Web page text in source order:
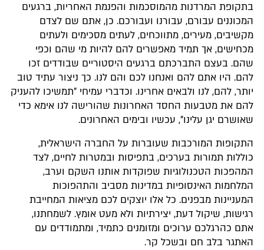
בתקופת המרדנות מהמוסכמות והפנמת האחריות, ברגעים
המכוננים עבורם, עבורנו ועבורכם. כן, אתם שם לצדם
מקשיבים, מעירים, מתווכחים, לעתים מסכימים ולעתים
מכחישים, אך תמיד מאפשרים להם להיות מי שהם וכפי
שהם. בעצם התברכתם ברגעים היסטוריים שבודדים זכו
להם. היו אתם להם ואנחנו לכם והם לנו. כך ניצור עתיד טוב
יותר, להם, לנו ולבאים אחרינו. וכדברי עמיחי "תמשיכו להעניק
להם את מטבעות החסד האחרונות שהורישה לנו אימא כדי
שאושרם יגן עלינו", עכשיו ובימים האחרונים.
התקופות המורכבות שעוברות על החברה הישראלית,
כוללות תמורות בערכים, בתפיסות ובמטרות לחיים, לצד
המהפכות הטכנולוגיות שפוקדות אותנו השקם וערב,
המלחמות האינסופיות במדינות מסביב והתהפוכות
המעניינות מבפנים. כל אלו יוצקים לכם מציאות המחייבת
רגישות, שיקול דעת, יצירתיות ולא מעט אומץ. לשמחתנו,
אתם כהרגלכם ערוכים ומזומנים כתמיד, ומתמודדים עם
האתגר בלב חם ובשכל קר.